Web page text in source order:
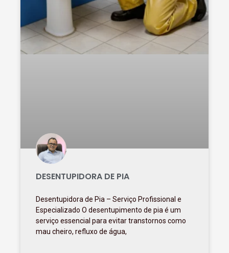
DESENTUPIDORA DE PIA
Desentupidora de Pia – Serviço Profissional e
Especializado O desentupimento de pia é um
serviço essencial para evitar transtornos como
mau cheiro, refluxo de água,